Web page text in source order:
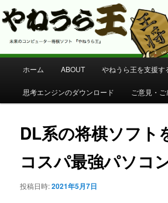
やねうら王 公式サイ
コンピューター将棋 やねうら王 公式サイト
メ
メ
イ
ン
ホーム ABOUT やねうら王を支援す
思考エンジンのダウンロード ご意見・ご
DL系の将棋ソフト
コスパ最強パソコ
投稿日時:2021年5月7日